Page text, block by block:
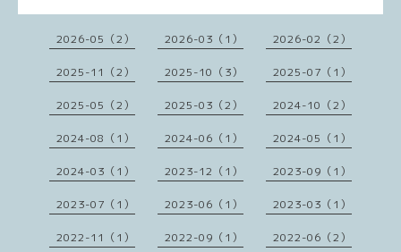
2026-05（2） 2026-03（1） 2026-02（2）
2025-11（2） 2025-10（3） 2025-07（1）
2025-05（2） 2025-03（2） 2024-10（2）
2024-08（1） 2024-06（1） 2024-05（1）
2024-03（1） 2023-12（1） 2023-09（1）
2023-07（1） 2023-06（1） 2023-03（1）
2022-11（1） 2022-09（1） 2022-06（2）